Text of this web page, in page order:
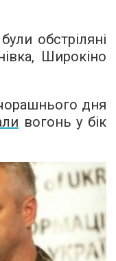
обстріляні
Широкіно
дня
вогонь у бік